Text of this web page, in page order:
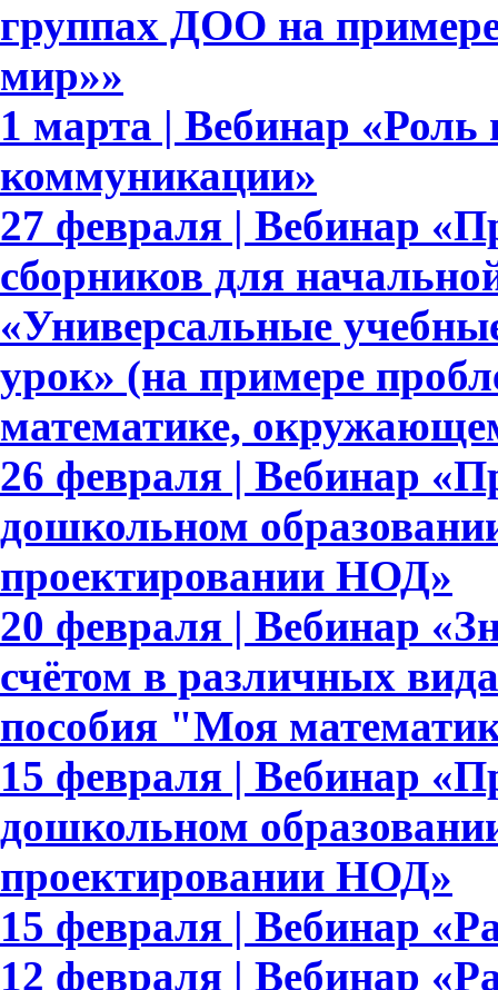
группах ДОО на
мир»»
1 марта | Вебинар «Роль
коммуникации»
27 февраля | Вебинар
сборников для
«Универсальные
урок» (на примере
математике,
26 февраля | Вебинар
дошкольном
проектировании НОД»
20 февраля | Вебинар
счётом в различных
пособия "Моя
15 февраля | Вебинар
дошкольном
проектировании НОД»
15 февраля | Вебинар
12 февраля | Вебинар